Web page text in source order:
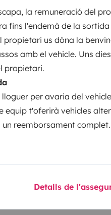
la remuneració del
fins l'endemà de la
propietari us dóna la
amb el vehicle. Uns
propietari.
lloguer per avaria del
equip t'oferirà vehicles
reemborsament complet.
Detalls de
en la próxima curva!
2020
Altura:
3,05 m